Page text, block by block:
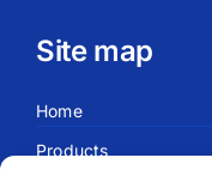
Site map
Home
Products